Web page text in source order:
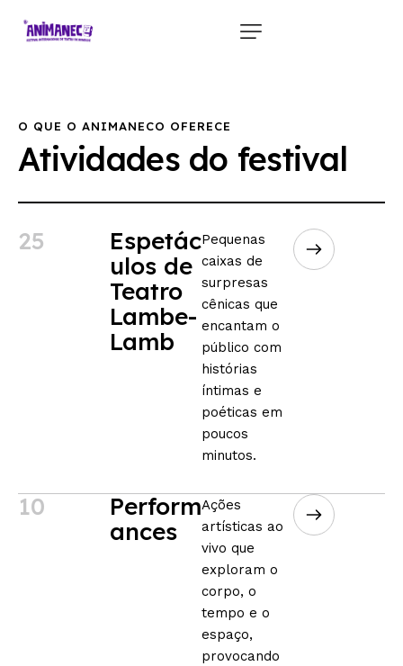
O QUE O ANIMANECO OFERECE
Atividades do festival
25
Espetác
ulos de
Teatro
Lambe-
Lamb
Pequenas
caixas de
surpresas
cênicas que
encantam o
público com
histórias
íntimas e
poéticas em
poucos
minutos.
10
Perform
ances
Ações
artísticas ao
vivo que
exploram o
corpo, o
tempo e o
espaço,
provocando